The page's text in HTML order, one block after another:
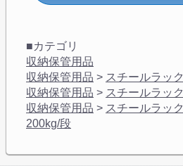
■カテゴリ
収納保管用品
収納保管用品 > スチールラック
収納保管用品 > スチールラック
収納保管用品 > スチールラック
200kg/段